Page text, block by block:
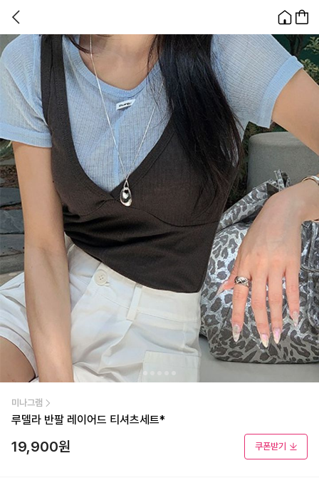
미나그램
루델라 반팔 레이어드 티셔츠세트*
19,900원 쿠폰받기